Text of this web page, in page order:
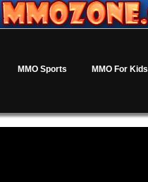
MMO Sports MMO For Kids